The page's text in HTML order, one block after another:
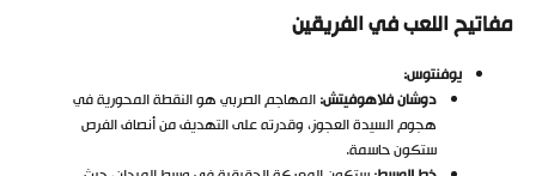
مفاتيح اللعب في الفريقين
يوفنتوس:
دوشان فلاهوفيتش:المهاجم الصربي هو النقطة المحورية في
هجوم السيدة العجوز، وقدرته على التهديف من أنصاف الفرص
ستكون حاسمة.